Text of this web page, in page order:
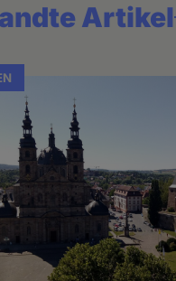
Artikel